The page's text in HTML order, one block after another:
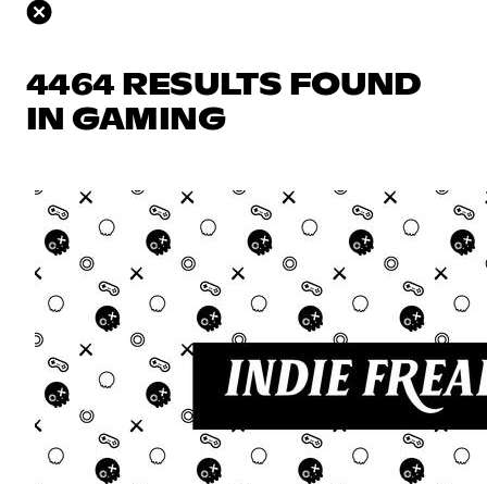
4464 RESULTS FOUND
IN GAMING